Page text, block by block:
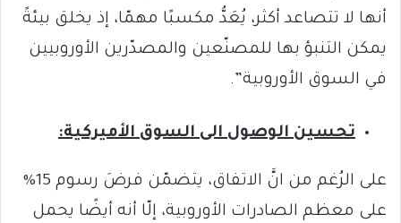
أنها لا تتصاعد أكثر، يُعَدُّ مكسبًا مهمّا، إذ يخلق بيئةً
يمكن التنبؤ بها للمصنّعين والمصدّرين الأوروبيين
في السوق الأوروبية”.
تحسين الوصول الى السوق الأميركية:
على الرُغم من انَّ الاتفاق، يتضمّن فرضَ رسوم 15%
على معظم الصادرات الأوروبية، إلّا أنه أيضًا يحمل